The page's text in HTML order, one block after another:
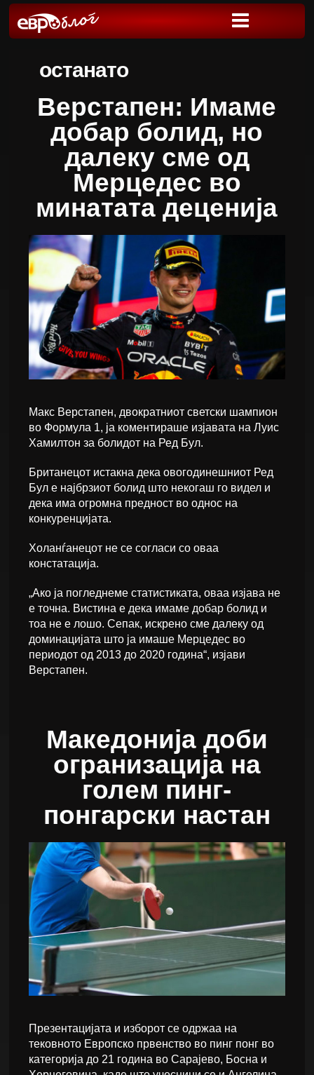
останато
Верстапен: Имаме
добар болид, но
далеку сме од
Мерцедес во
минатата деценија
Макс Верстапен, двократниот светски шампион
во Формула 1, ја коментираше изјавата на Луис
Хамилтон за болидот на Ред Бул.
Британецот истакна дека овогодинешниот Ред
Бул е најбрзиот болид што некогаш го видел и
дека има огромна предност во однос на
конкуренцијата.
Холанѓанецот не се согласи со оваа
констатација.
„Ако ја погледнеме статистиката, оваа изјава не
е точна. Вистина е дека имаме добар болид и
тоа не е лошо. Сепак, искрено сме далеку од
доминацијата што ја имаше Мерцедес во
периодот од 2013 до 2020 година“, изјави
Верстапен.
Македонија доби
огранизација на
голем пинг-
понгарски настан
Презентацијата и изборот се одржаа на
тековното Европско првенство во пинг понг во
категорија до 21 година во Сарајево, Босна и